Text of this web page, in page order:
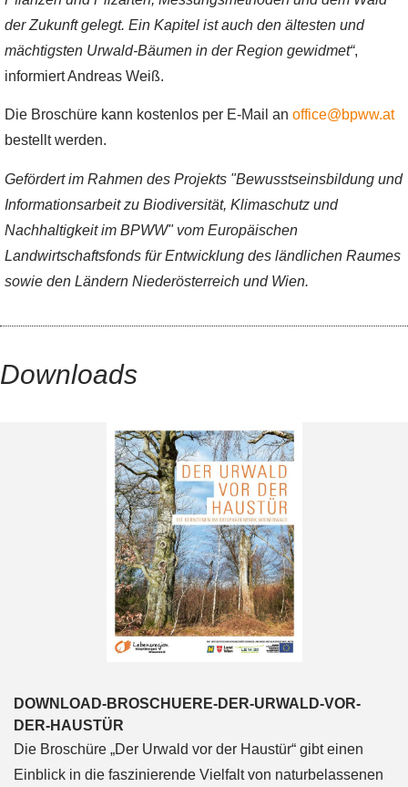
der Zukunft gelegt. Ein Kapitel ist auch den ältesten und
mächtigsten Urwald-Bäumen in der Region gewidmet“,
informiert Andreas Weiß.
Die Broschüre kann kostenlos per E-Mail an office@bpww.at
bestellt werden.
Gefördert im Rahmen des Projekts "Bewusstseinsbildung und
Informationsarbeit zu Biodiversität, Klimaschutz und
Nachhaltigkeit im BPWW" vom Europäischen
Landwirtschaftsfonds für Entwicklung des ländlichen Raumes
sowie den Ländern Niederösterreich und Wien.
Downloads
DOWNLOAD-BROSCHUERE-DER-URWALD-VOR-
DER-HAUSTÜR
Die Broschüre „Der Urwald vor der Haustür“ gibt einen
Einblick in die faszinierende Vielfalt von naturbelassenen